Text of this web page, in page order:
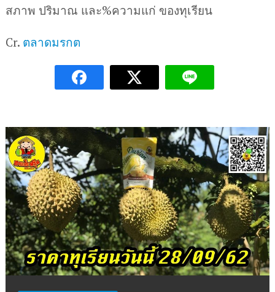
สภาพ ปริมาณ และ%ความแก่ ของทุเรียน
Cr. ตลาดมรกต